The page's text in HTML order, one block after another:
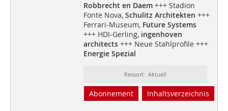
Robbrecht en Daem+++ Stadion
Fonte Nova,Schulitz Architekten +++
Ferrari-Museum, Future Systems
+++ HDI-Gerling, ingenhoven
architects+++ Neue Stahlprofile +++
Energie Spezial
Ressort: Aktuell
Abonnement Inhaltsverzeichnis